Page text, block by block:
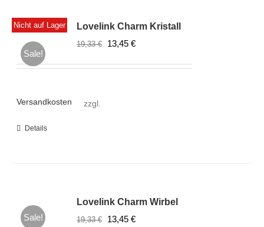
Nicht auf Lager
Sale!
Lovelink Charm Kristall
19,33€
Ursprünglicher
13,45€Aktueller
zzgl.
Versandkosten
Details
Sale!
Lovelink Charm Wirbel
19,33€
Ursprünglicher
13,45€Aktueller